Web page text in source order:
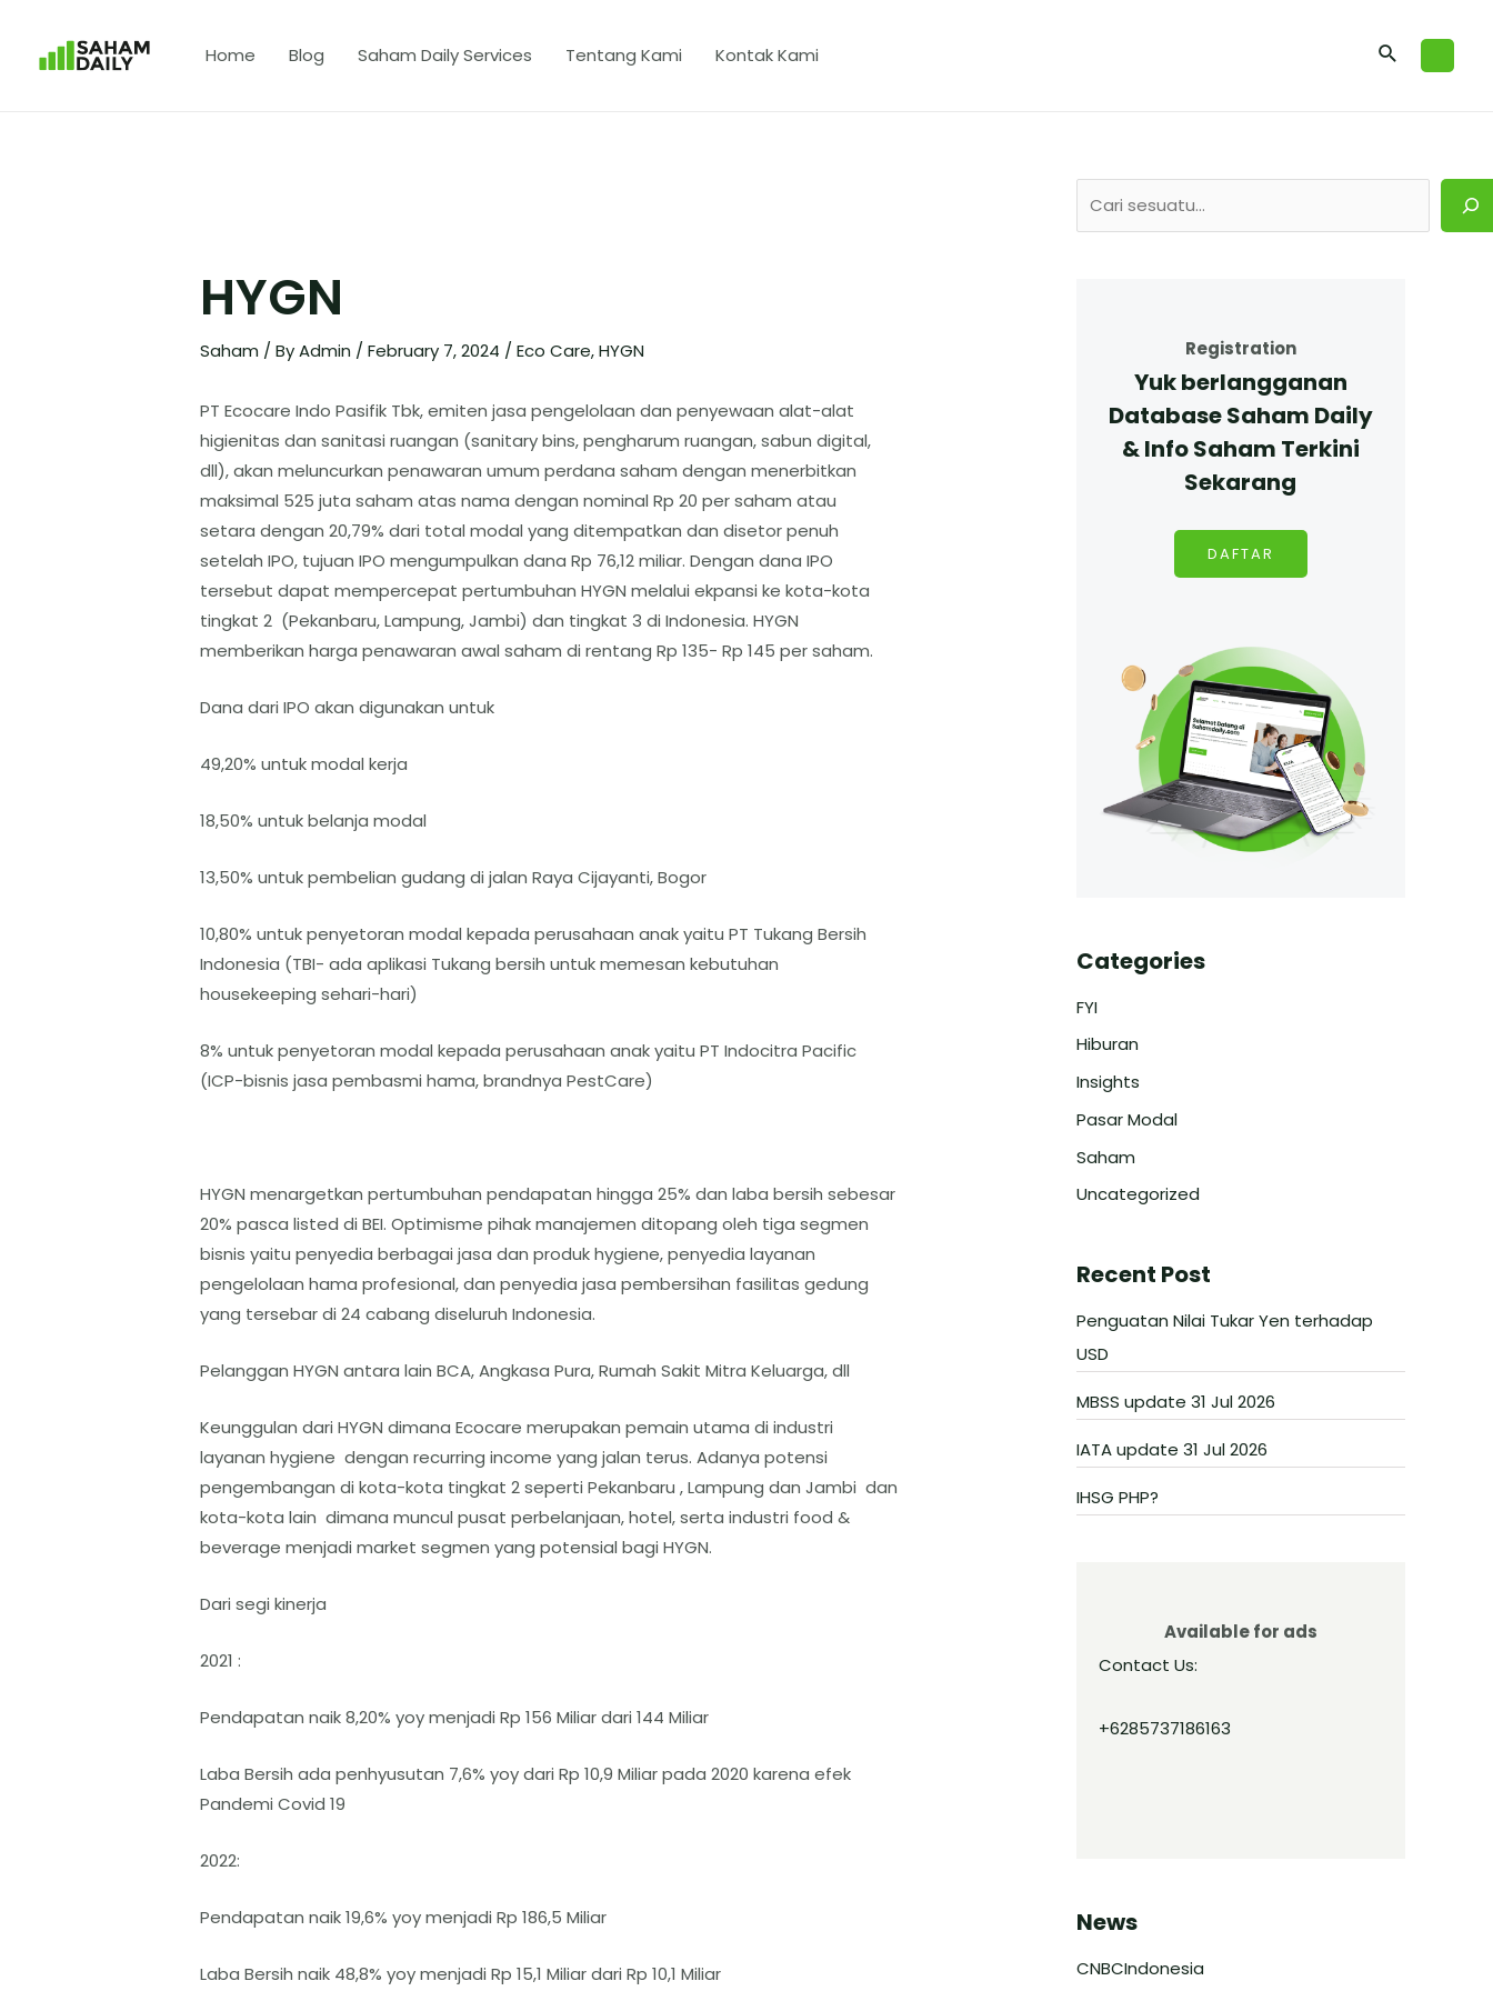
Home Blog Saham Daily Services Tentang Kami Kontak Kami
HYGN
Saham / ByAdmin / February 7, 2024 / Eco Care,HYGN
PT Ecocare Indo Pasifik Tbk, emiten jasa pengelolaan dan penyewaan alat-alat
higienitas dan sanitasi ruangan (sanitary bins, pengharum ruangan, sabun digital,
dll), akan meluncurkan penawaran umum perdana saham dengan menerbitkan
maksimal 525 juta saham atas nama dengan nominal Rp 20 per saham atau
setara dengan 20,79% dari total modal yang ditempatkan dan disetor penuh
setelah IPO, tujuan IPO mengumpulkan dana Rp 76,12 miliar. Dengan dana IPO
tersebut dapat mempercepat pertumbuhan HYGN melalui ekpansi ke kota-kota
tingkat 2 (Pekanbaru, Lampung, Jambi) dan tingkat 3 di Indonesia. HYGN
memberikan harga penawaran awal saham di rentang Rp 135- Rp 145 per saham.
Dana dari IPO akan digunakan untuk
49,20% untuk modal kerja
18,50% untuk belanja modal
13,50% untuk pembelian gudang di jalan Raya Cijayanti, Bogor
10,80% untuk penyetoran modal kepada perusahaan anak yaitu PT Tukang Bersih
Indonesia (TBI- ada aplikasi Tukang bersih untuk memesan kebutuhan
housekeeping sehari-hari)
8% untuk penyetoran modal kepada perusahaan anak yaitu PT Indocitra Pacific
(ICP-bisnis jasa pembasmi hama, brandnya PestCare)
HYGN menargetkan pertumbuhan pendapatan hingga 25% dan laba bersih sebesar
20% pasca listed di BEI. Optimisme pihak manajemen ditopang oleh tiga segmen
bisnis yaitu penyedia berbagai jasa dan produk hygiene, penyedia layanan
pengelolaan hama profesional, dan penyedia jasa pembersihan fasilitas gedung
yang tersebar di 24 cabang diseluruh Indonesia.
Pelanggan HYGN antara lain BCA, Angkasa Pura, Rumah Sakit Mitra Keluarga, dll
Keunggulan dari HYGN dimana Ecocare merupakan pemain utama di industri
layanan hygiene dengan recurring income yang jalan terus. Adanya potensi
pengembangan di kota-kota tingkat 2 seperti Pekanbaru , Lampung dan Jambi dan
kota-kota lain dimana muncul pusat perbelanjaan, hotel, serta industri food &
beverage menjadi market segmen yang potensial bagi HYGN.
Dari segi kinerja
2021 :
Pendapatan naik 8,20% yoy menjadi Rp 156 Miliar dari 144 Miliar
Laba Bersih ada penhyusutan 7,6% yoy dari Rp 10,9 Miliar pada 2020 karena efek
Pandemi Covid 19
2022:
Pendapatan naik 19,6% yoy menjadi Rp 186,5 Miliar
Laba Bersih naik 48,8% yoy menjadi Rp 15,1 Miliar dari Rp 10,1 Miliar
Registration
Yuk berlangganan
Database Saham Daily
& Info Saham Terkini
Sekarang
DAFTAR
Categories
FYI
Hiburan
Insights
Pasar Modal
Saham
Uncategorized
Recent Post
Penguatan Nilai Tukar Yen terhadap
USD
MBSS update 31 Jul 2026
IATA update 31 Jul 2026
IHSG PHP?
Available for ads
Contact Us:
+6285737186163
News
CNBCIndonesia